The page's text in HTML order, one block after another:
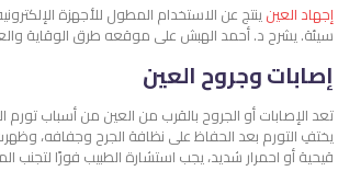
إجهاد العينينتج عن الاستخدام المطول للأجهزة
سيئة. يشرح د. أحمد الهبش على موقعه طرق الوقاية
إصابات وجروح العين
تعد الإصابات أو الجروح بالقرب من العين من أسباب تورم
يختفِ التورم بعد الحفاظ على نظافة الجرح وجفافه،
قيحية أو احمرار شديد، يجب استشارة الطبيب فورًا لتجنب